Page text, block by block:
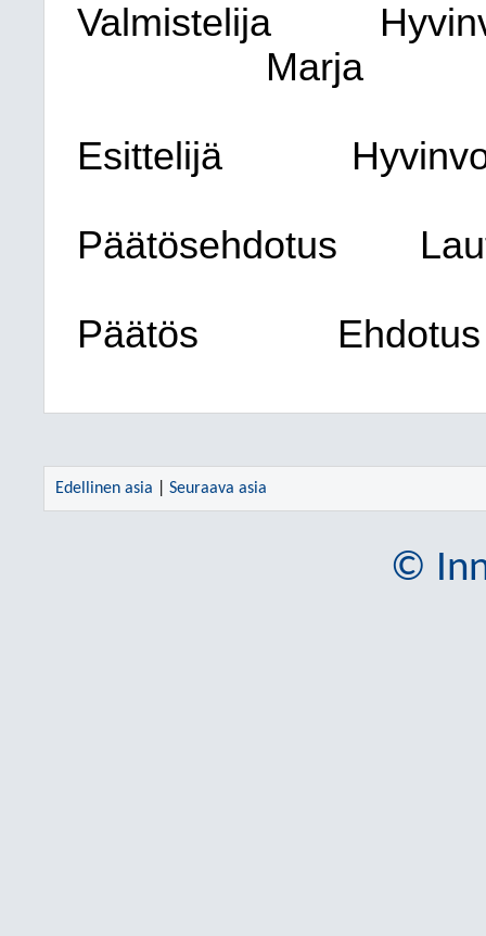
Valmistelija
Marja
Esittelijä
Päätösehdotus
Päätös
Edellinen asia Seuraava asia
©